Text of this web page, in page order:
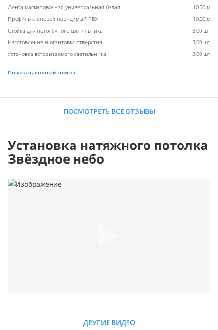
Лента маскировочная универсальная белая
10,00 м
Профиль стеновой невидимый ПВХ
10,00 м
Стойка для потолочного светильника
3,00 шт
Изготовление и окантовка отверстия
3,00 шт
Установка встраиваемого светильника
3,00 шт
Показать полный список
ПОСМОТРЕТЬ ВСЕ ОТЗЫВЫ
Установка натяжного потолка
Звёздное небо
ДРУГИЕ ВИДЕО